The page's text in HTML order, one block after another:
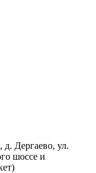
д. Дергаево, ул.
шоссе и